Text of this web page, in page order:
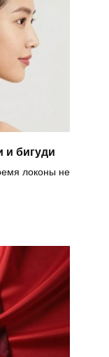
и бигуди
локоны не